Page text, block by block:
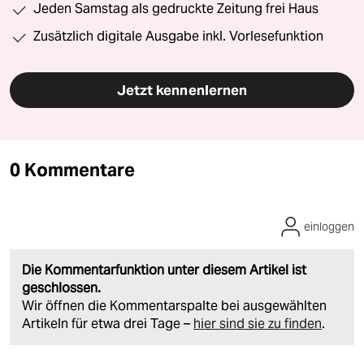
Jeden Samstag als gedruckte Zeitung frei Haus
Zusätzlich digitale Ausgabe inkl. Vorlesefunktion
Jetzt kennenlernen
0 Kommentare
Die Kommentarfunktion unter diesem Artikel ist
geschlossen.
Wir öffnen die Kommentarspalte bei ausgewählten
Artikeln für etwa drei Tage – hier sind sie zu finden.
einloggen